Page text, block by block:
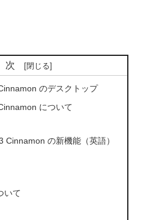
次
のデスクトップ
について
Cinnamon の新機能（英語）
いて